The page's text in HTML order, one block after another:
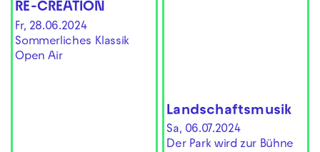
RE-­CREATION
Fr, 28.06.2024
Sommerliches Klassik
Open Air
Land­schafts­musik
Sa, 06.07.2024
Der Park wird zur Bühne